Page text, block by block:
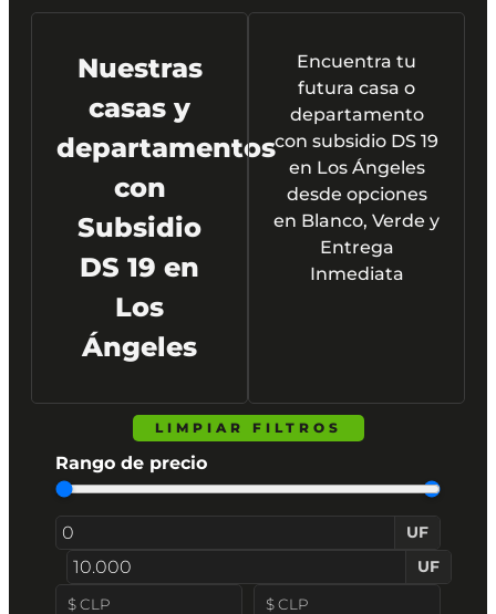
Nuestras
casas y
departamentos
con
Subsidio
DS 19 en
Los
Ángeles
Encuentra tu
futura casa o
departamento
con subsidio DS 19
en Los Ángeles
desde opciones
en Blanco, Verde y
Entrega
Inmediata
LIMPIAR FILTROS
Rango de precio
UF
UF
$ CLP $ CLP